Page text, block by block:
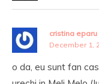
cristina eparu
December 1,
o da, eu sunt fan